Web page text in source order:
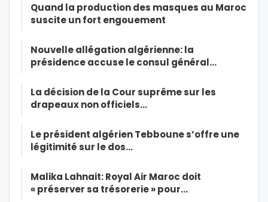
Quand la production des masques au Maroc
suscite un fort engouement
Nouvelle allégation algérienne: la
présidence accuse le consul général…
La décision de la Cour suprême sur les
drapeaux non officiels…
Le président algérien Tebboune s’offre une
légitimité sur le dos…
Malika Lahnait: Royal Air Maroc doit
« préserver sa trésorerie » pour…